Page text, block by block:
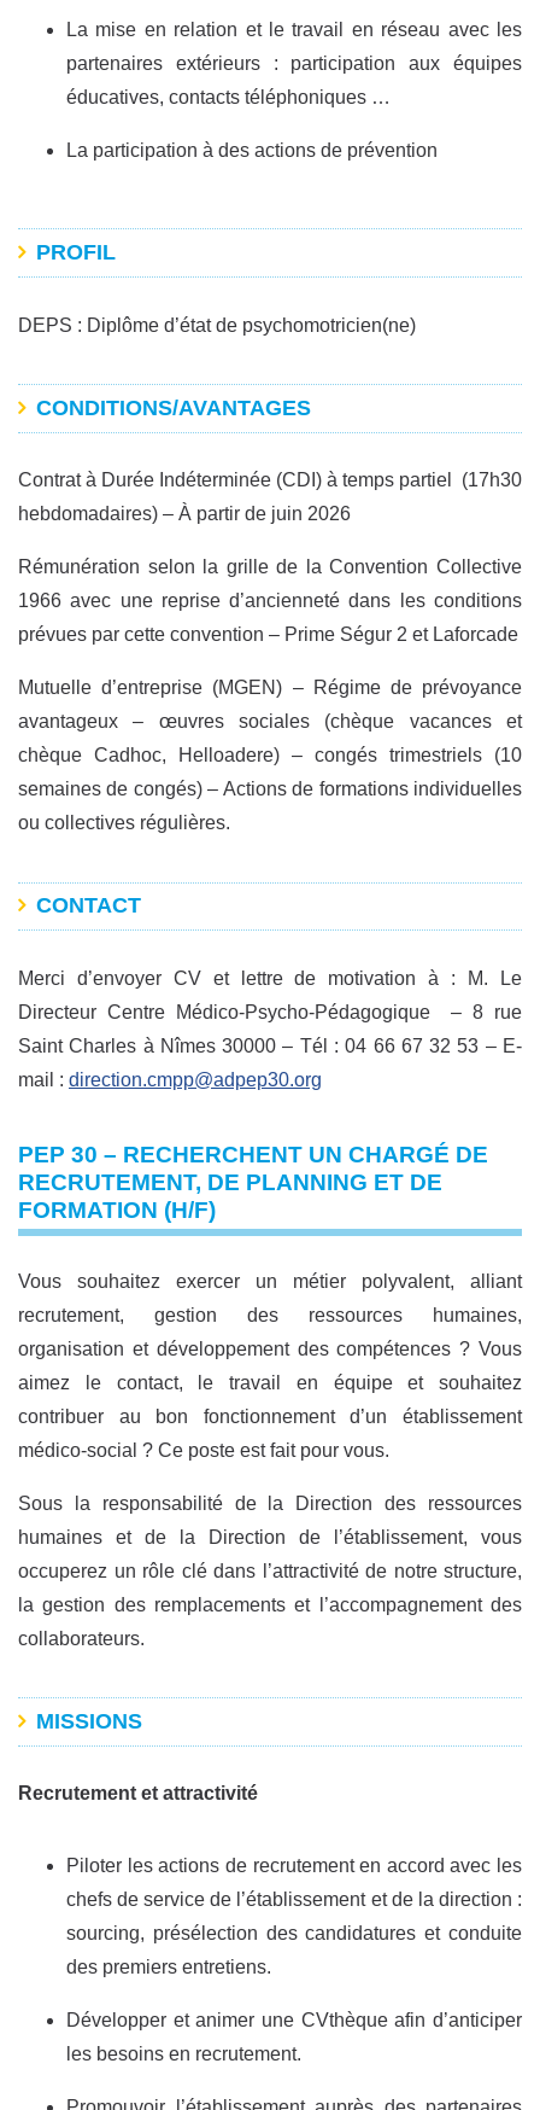
La mise en relation et le travail en réseau avec les
partenaires extérieurs : participation aux équipes
éducatives, contacts téléphoniques …
La participation à des actions de prévention
PROFIL
DEPS : Diplôme d’état de psychomotricien(ne)
CONDITIONS/AVANTAGES
Contrat à Durée Indéterminée (CDI) à temps partiel (17h30
hebdomadaires) – À partir de juin 2026
Rémunération selon la grille de la Convention Collective
1966 avec une reprise d’ancienneté dans les conditions
prévues par cette convention – Prime Ségur 2 et Laforcade
Mutuelle d’entreprise (MGEN) – Régime de prévoyance
avantageux – œuvres sociales (chèque vacances et
chèque Cadhoc, Helloadere) – congés trimestriels (10
semaines de congés) – Actions de formations individuelles
ou collectives régulières.
CONTACT
Merci d’envoyer CV et lettre de motivation à : M. Le
Directeur Centre Médico-Psycho-Pédagogique – 8 rue
Saint Charles à Nîmes 30000 – Tél : 04 66 67 32 53 – E-
mail : direction.cmpp@adpep30.org
PEP 30 – RECHERCHENT UN CHARGÉ DE
RECRUTEMENT, DE PLANNING ET DE
FORMATION (H/F)
Vous souhaitez exercer un métier polyvalent, alliant
recrutement, gestion des ressources humaines,
organisation et développement des compétences ? Vous
aimez le contact, le travail en équipe et souhaitez
contribuer au bon fonctionnement d’un établissement
médico-social ? Ce poste est fait pour vous.
Sous la responsabilité de la Direction des ressources
humaines et de la Direction de l’établissement, vous
occuperez un rôle clé dans l’attractivité de notre structure,
la gestion des remplacements et l’accompagnement des
collaborateurs.
MISSIONS
Recrutement et attractivité
Piloter les actions de recrutement en accord avec les
chefs de service de l’établissement et de la direction :
sourcing, présélection des candidatures et conduite
des premiers entretiens.
Développer et animer une CVthèque afin d’anticiper
les besoins en recrutement.